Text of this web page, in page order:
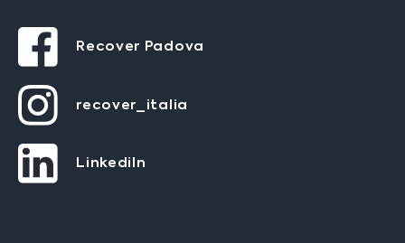
Recover Padova
recover_italia
LinkediIn